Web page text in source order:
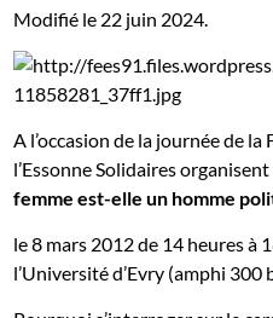
Modifié le 22 juin 2024.
A l’occasion de la journée de la
l’Essonne Solidaires
femme est-elle un homme
le 8 mars 2012 de 14 heures à
l’Université d’Evry (amphi